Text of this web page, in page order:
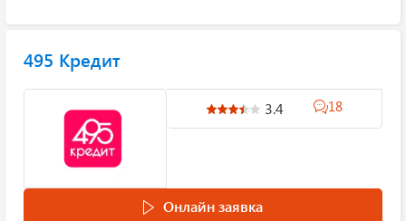
495 Кредит
3.4 18
Онлайн заявка